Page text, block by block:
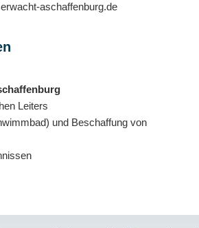
aschaffenburg.de
Leiters
und Beschaffung von